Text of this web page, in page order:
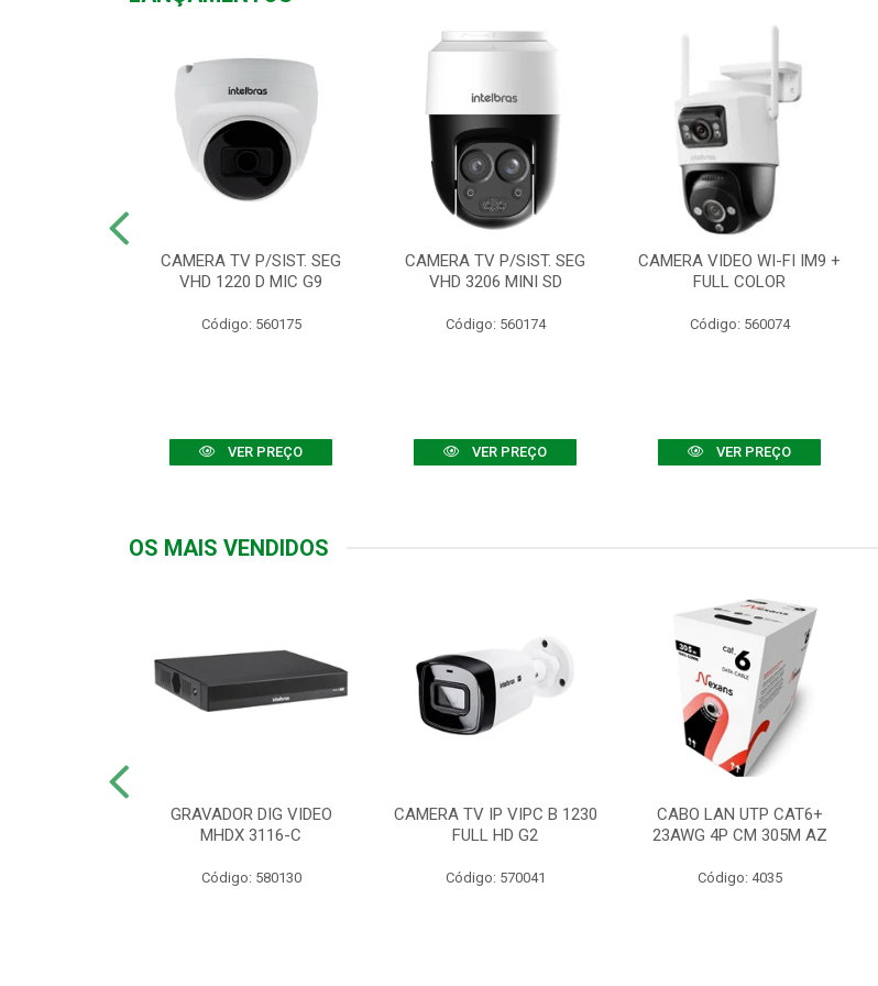
CAMERA TV P/SIST. SEG
VHD 1220 D MIC G9
Código: 560175
VER PREÇO
CAMERA TV P/SIST. SEG
VHD 3206 MINI SD
Código: 560174
VER PREÇO
CAMERA VIDEO WI-FI IM9 +
FULL COLOR
Código: 560074
VER PREÇO
OS MAIS VENDIDOS
GRAVADOR DIG VIDEO
MHDX 3116-C
Código: 580130
CAMERA TV IP VIPC B 1230
FULL HD G2
Código: 570041
CABO LAN UTP CAT6+
23AWG 4P CM 305M AZ
Código: 4035